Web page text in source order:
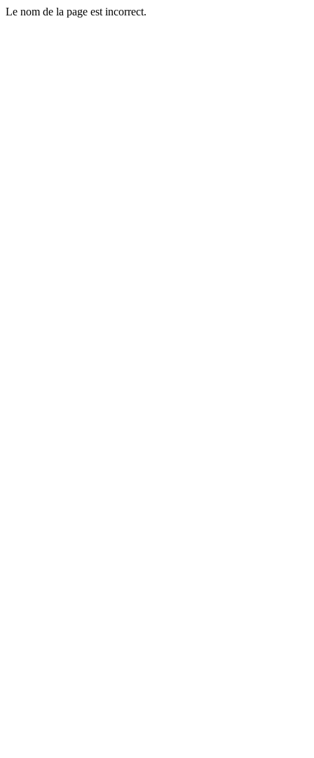
Le nom de la page est incorrect.